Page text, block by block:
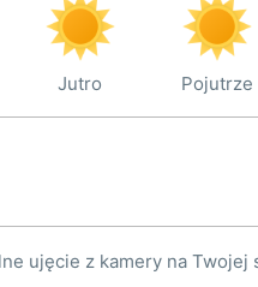
Jutro Pojutrze
ujęcie z kamery na